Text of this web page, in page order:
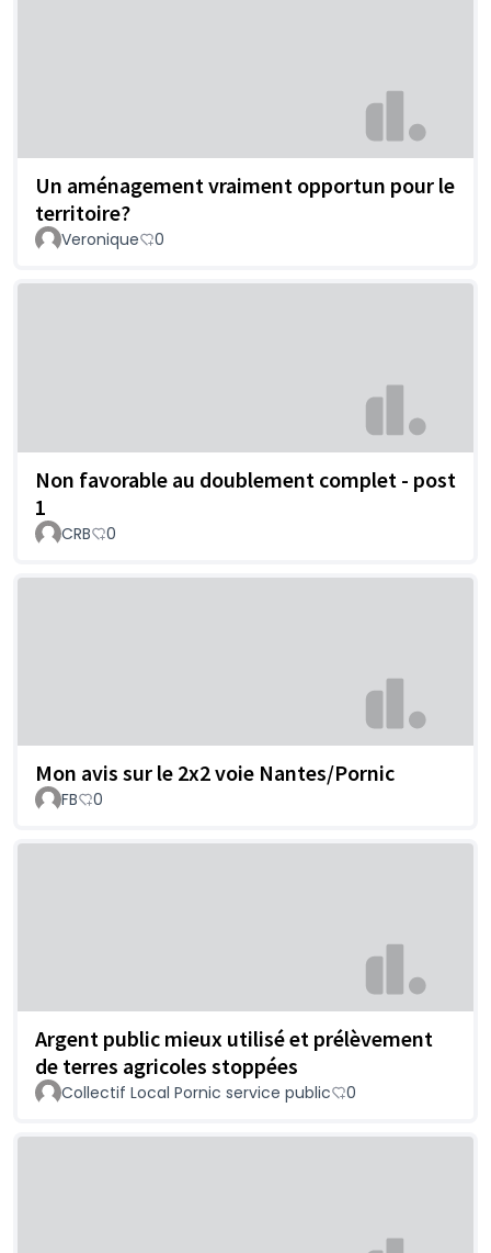
Un aménagement vraiment opportun pour le
territoire?
Veronique 0
Non favorable au doublement complet - post
1
CRB 0
Mon avis sur le 2x2 voie Nantes/Pornic
FB 0
Argent public mieux utilisé et prélèvement
de terres agricoles stoppées
Collectif Local Pornic service public 0